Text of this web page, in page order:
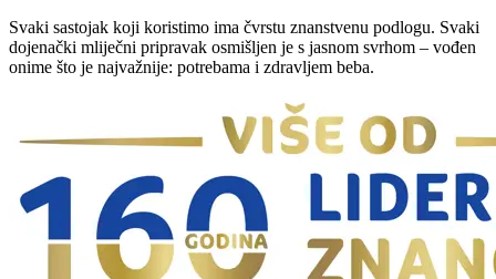
Svaki sastojak koji koristimo ima čvrstu znanstvenu podlogu. Svaki
dojenački mliječni pripravak osmišljen je s jasnom svrhom – vođen
onime što je najvažnije: potrebama i zdravljem beba.